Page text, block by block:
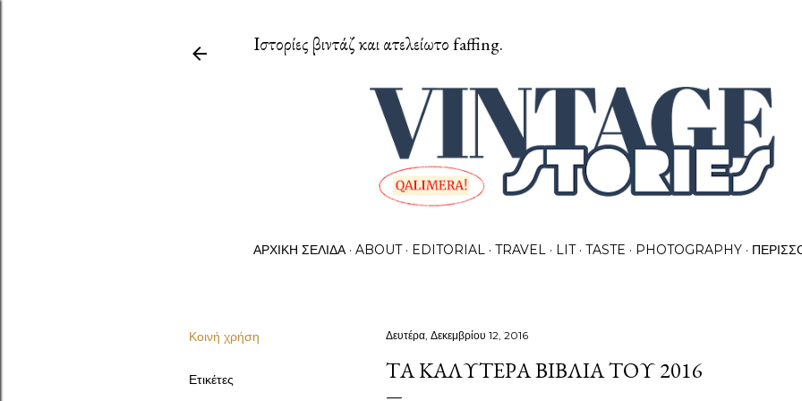
Ιστορίες βιντάζ και ατελείωτο faffing.
ΑΡΧΙΚΉ ΣΕΛΊΔΑ ABOUT EDITORIAL TRAVEL LIT TASTE PHOTOGRAPHY
Κοινή χρήση
Ετικέτες
Δευτέρα, Δεκεμβρίου 12, 2016
ΤΑ ΚΑΛΎΤΕΡΑ ΒΙΒΛΊΑ ΤΟΥ 2016